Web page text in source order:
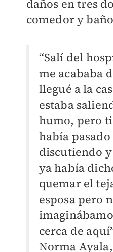
daños en tres
comedor y
“Salí del
me acababa
llegué a la
estaba
humo, pero
había
discutiendo
ya había
quemar el
esposa pero
cerca de
Norma